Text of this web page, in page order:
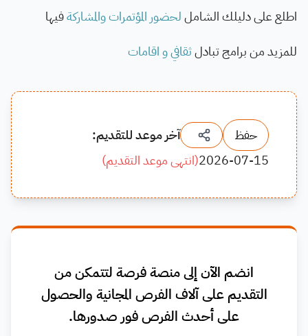
اطلع على دليلك الشامللحضور المؤتمرات والمشاركةفيها
للمزيد من برامج تبادلثقافي و اقامات
حفظ
آخر موعد للتقديم:
2026-07-15
(انتهى موعد التقديم)
انضم الآن إلى منصة فرصة لتتمكن من
التقديم على آلاف الفرص المجانية والحصول
على أحدث الفرص فور صدورها.